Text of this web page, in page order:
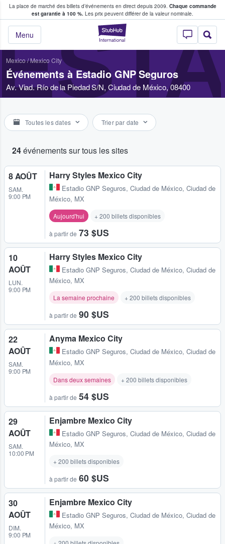
La place de marché des billets d’événements en direct depuis 2009. Chaque commande
est garantie à 100 %. Les prix peuvent différer de la valeur nominale.
StubHub - Où
Menu
fans achètent et vendent des billets
Mexico/Mexico City
Événements à Estadio GNP Seguros
Av. Viad. Río de la Piedad S/N, Ciudad de México, 08400
Toutes les dates Trier par date
24événements sur tous les sites
8 AOÛT
SAM.
9:00 PM
Harry Styles Mexico City
Estadio GNP Seguros, Ciudad de México, Ciudad de
México, MX
Aujourd'hui + 200 billets disponibles
à partir de 73 $US
10
AOÛT
LUN.
9:00 PM
Harry Styles Mexico City
Estadio GNP Seguros, Ciudad de México, Ciudad de
México, MX
La semaine prochaine + 200 billets disponibles
à partir de 90 $US
22
AOÛT
SAM.
9:00 PM
Anyma Mexico City
Estadio GNP Seguros, Ciudad de México, Ciudad de
México, MX
Dans deux semaines + 200 billets disponibles
à partir de 54 $US
29
AOÛT
SAM.
10:00 PM
Enjambre Mexico City
Estadio GNP Seguros, Ciudad de México, Ciudad de
México, MX
+ 200 billets disponibles
à partir de 60 $US
30
AOÛT
DIM.
9:00 PM
Enjambre Mexico City
Estadio GNP Seguros, Ciudad de México, Ciudad de
México, MX